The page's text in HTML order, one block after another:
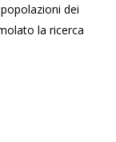
dei
la ricerca